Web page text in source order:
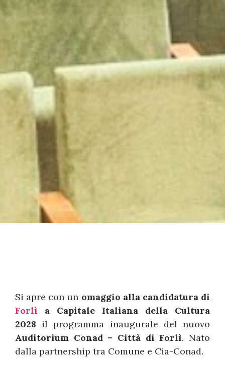
Si apre con un omaggio alla candidatura di
Forlì a Capitale Italiana della Cultura
2028 il programma inaugurale del nuovo
Auditorium Conad – Città di Forlì. Nato
dalla partnership tra Comune e Cia-Conad.